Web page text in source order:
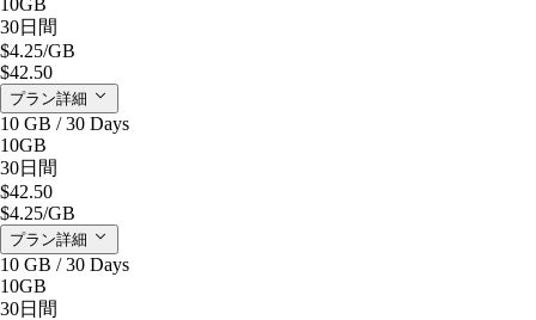
30日間
$4.25/GB
$42.50
プラン詳細
10 GB / 30 Days
10GB
30日間
$42.50
$4.25/GB
プラン詳細
10 GB / 30 Days
10GB
30日間